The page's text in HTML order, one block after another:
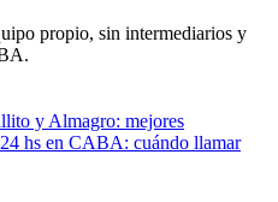
propio, sin intermediarios y
y Almagro: mejores
hs en CABA: cuándo llamar